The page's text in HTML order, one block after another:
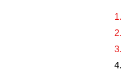
1.
2.
3.
4.